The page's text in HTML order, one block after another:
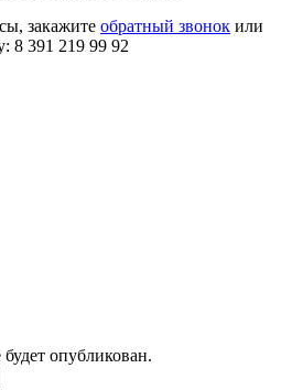
закажите обратный звонок или
8 391 219 99 92
опубликован.